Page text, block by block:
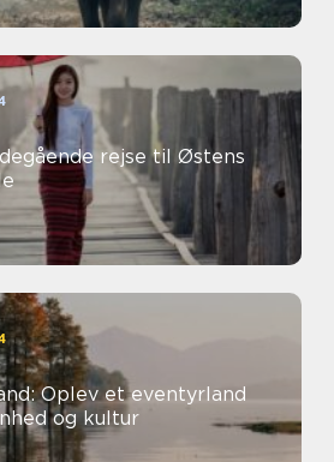
rejse til Østens
Oplev et eventyrland
og kultur